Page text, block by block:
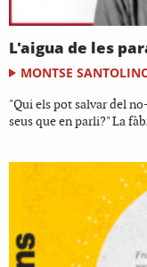
L'aigua de les
MONTSE
"Qui els pot salvar del
seus que en parli?" La